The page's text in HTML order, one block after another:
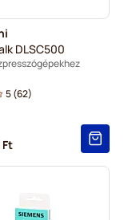
DLSC500
5(62)
Ft